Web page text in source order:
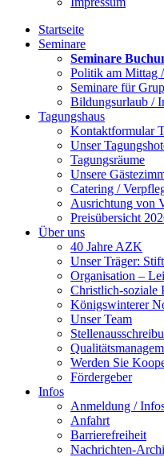
Startseite
Seminare
Seminare
Politik am Mittag
Seminare für
Bildungsurlaub /
Tagungshaus
Kontaktformular
Unser
Tagungsräume
Unsere
Catering /
Ausrichtung von
Preisübersicht
Über uns
40 Jahre AZK
Unser Träger:
Organisation –
Christlich-soziale
Königswinterer
Unser Team
Werden Sie
Fördergeber
Infos
Anmeldung /
Anfahrt
Barrierefreiheit
Nachrichten-